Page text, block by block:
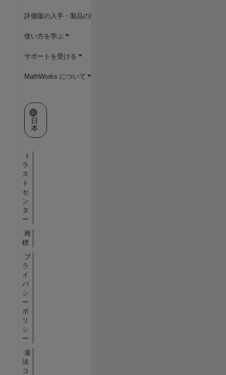
評価版の入手・製品の購入
使い方を学ぶ
サポートを受ける
MathWorks について
Web サイトの選択
日
本
ト
ラ
ス
ト
セ
ン
タ
ー
商
標
プ
ラ
イ
バ
シ
ー
ポ
リ
シ
ー
違
法
コ